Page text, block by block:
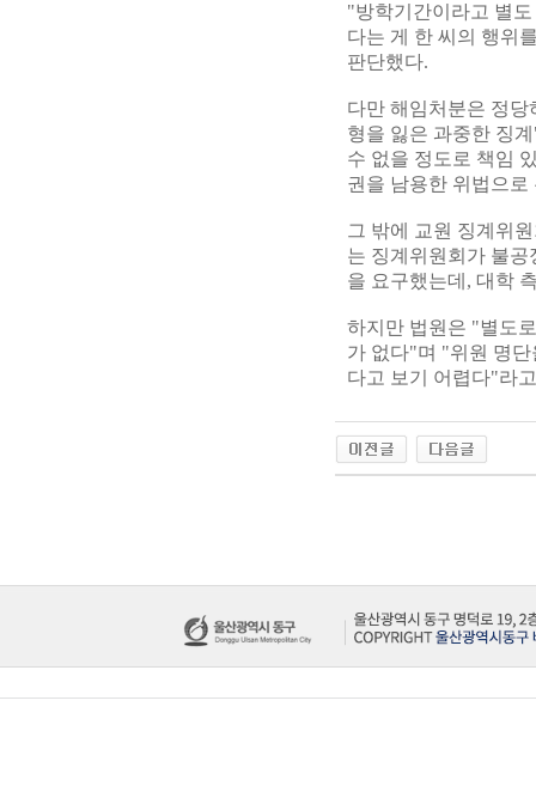
"방학기간이라고 별
다는 게 한 씨의 행위
판단했다.
다만 해임처분은 정
형을 잃은 과중한 징
수 없을 정도로 책임
권을 남용한 위법으
그 밖에 교원 징계위
는 징계위원회가 불
을 요구했는데, 대학
하지만 법원은 "별도
가 없다"며 "위원 명
다고 보기 어렵다"라